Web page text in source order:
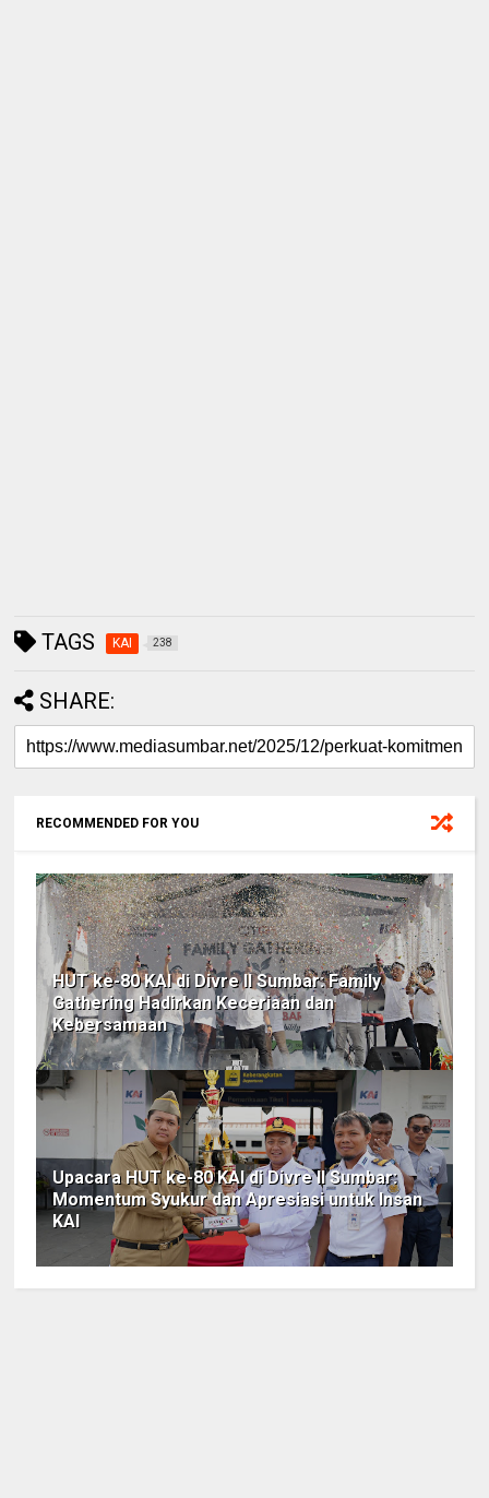
TAGS KAI 238
SHARE:
RECOMMENDED FOR YOU
HUT ke-80 KAI di Divre II Sumbar: Family
Gathering Hadirkan Keceriaan dan
Kebersamaan
Upacara HUT ke-80 KAI di Divre II Sumbar:
Momentum Syukur dan Apresiasi untuk Insan
KAI